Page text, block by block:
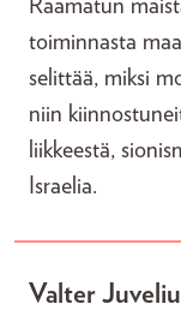
Raamatun
toiminnasta
selittää, miksi
niin
liikkeestä,
Israelia.
Valter